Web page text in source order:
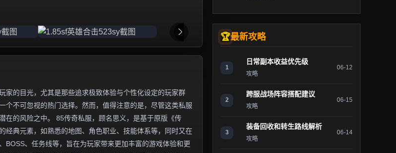
家的目光，尤其是那些追求极致体验与个性化设定的玩家群
不可忽视的热门选择。然而，值得注意的是，尽管这类私服
在的风险之中。 85传奇私服，顾名思义，是基于原版《传
经典元素，如熟悉的地图、角色职业、技能体系等，同时又在
、任务线等，旨在为玩家带来更加丰富的游戏体验和更
最新攻略
1
日常副本收益优先级
攻略
06-12
2
跨服战场阵容搭配建议
攻略
06-15
3
装备回收和转生路线解析
攻略
06-14